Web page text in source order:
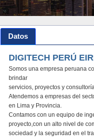
Datos
DIGITECH PERÚ
Somos una empresa peruana
brindar
servicios, proyectos y
Atendemos a empresas del
en Lima y Provincia.
Contamos con un equipo de
proyecto,con un alto nivel de
sociedad y la seguridad en el